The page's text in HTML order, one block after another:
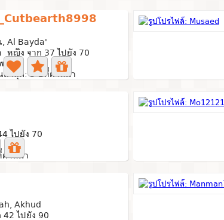
, Al Bayda'
หญิง จาก 37 ไปยัง 70
ถ่าย
ล่าสุด: 3 ปีที่ผ่านมา
ไปยัง 70
านมา
Akhud
ไปยัง 90